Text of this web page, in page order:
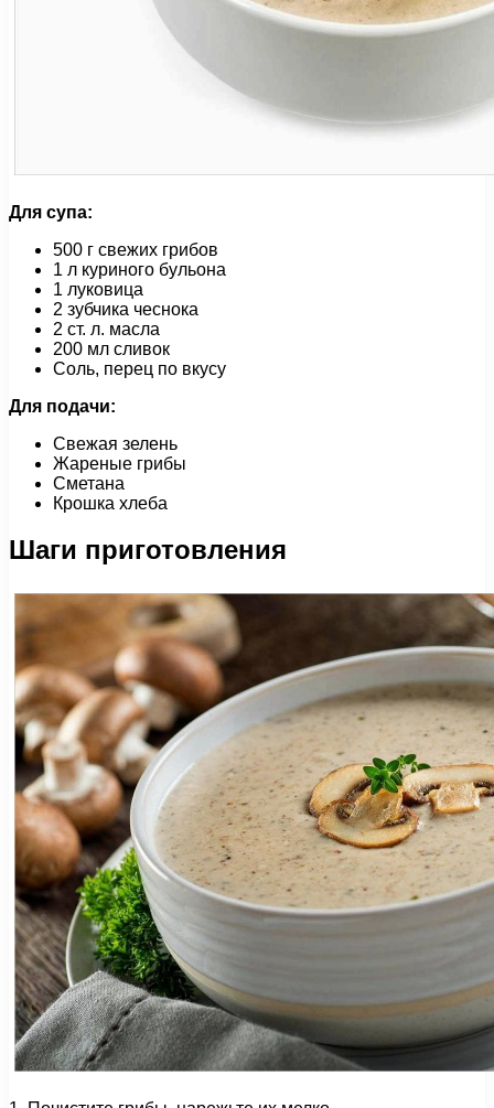
Для супа:
500 г свежих грибов
1 л куриного бульона
1 луковица
2 зубчика чеснока
2 ст. л. масла
200 мл сливок
Соль, перец по вкусу
Для подачи:
Свежая зелень
Жареные грибы
Сметана
Крошка хлеба
Шаги приготовления